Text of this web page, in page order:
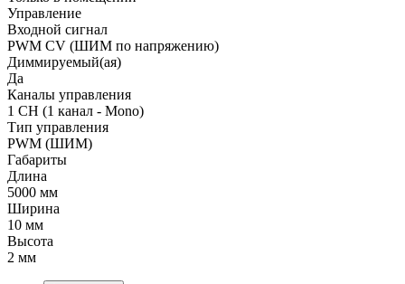
Управление
Входной сигнал
PWM СV (ШИМ по напряжению)
Диммируемый(ая)
Да
Каналы управления
1 CH (1 канал - Mono)
Тип управления
PWM (ШИМ)
Габариты
Длина
5000 мм
Ширина
10 мм
Высота
2 мм